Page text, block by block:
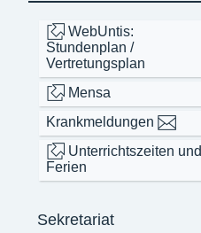
WebUntis:
Stundenplan /
Vertretungsplan
Mensa
Krankmeldungen
Unterrichtszeiten und
Ferien
Sekretariat